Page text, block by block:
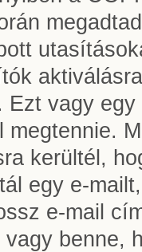
Ezt vagy
megtennie.
kerültél,
egy e-
e-mail
benne,